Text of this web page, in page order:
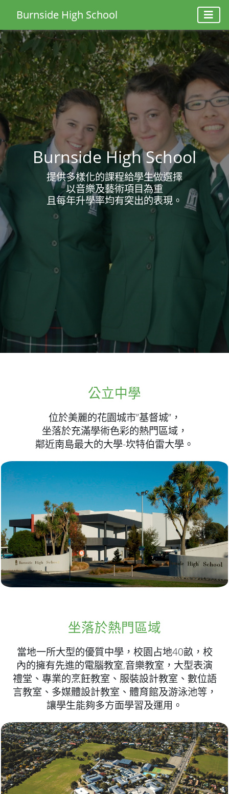
Burnside High School
Burnside High School
提供多樣化的課程給學生做選擇
以音樂及藝術項目為重
且每年升學率均有突出的表現。
公立中學
位於美麗的花園城市”基督城”，
坐落於充滿學術色彩的熱門區域，
鄰近南島最大的大學-坎特伯雷大學。
坐落於熱門區域
當地一所大型的優質中學，校園占地40畝，校
內的擁有先進的電腦教室,音樂教室，大型表演
禮堂、專業的烹飪教室、服裝設計教室、數位語
言教室、多媒體設計教室、體育館及游泳池等，
讓學生能夠多方面學習及運用。